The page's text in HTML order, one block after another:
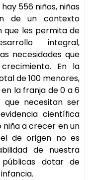
556 niños, niñas
de un contexto
que les permita de
integral,
necesidades que
En la
de 100 menores,
la franja de 0 a 6
necesitan ser
científica
a crecer en un
de origen no es
de nuestra
dotar de